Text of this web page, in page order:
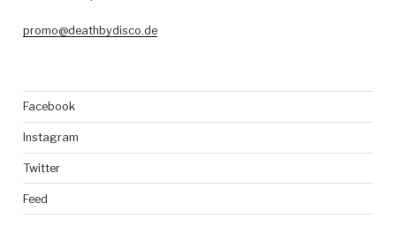
promo@deathbydisco.de
Facebook
Instagram
Twitter
Feed